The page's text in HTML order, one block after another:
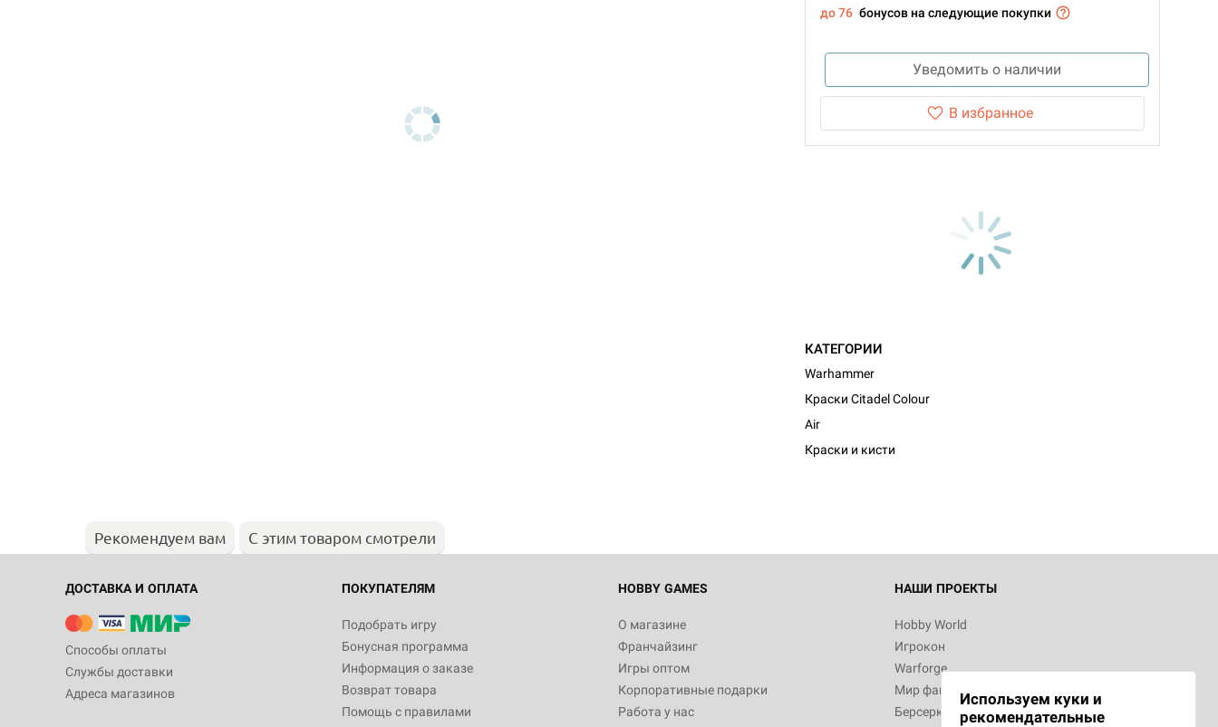
до 76 бонусов на следующие покупки
Уведомить о наличии
В избранное
КАТЕГОРИИ
Warhammer
Краски Citadel Colour
Air
Краски и кисти
Рекомендуем вам С этим товаром смотрели
ДОСТАВКА И ОПЛАТА
Способы оплаты
Службы доставки
Адреса магазинов
ПОКУПАТЕЛЯМ
Подобрать игру
Бонусная программа
Информация о заказе
Возврат товара
Помощь с правилами
HOBBY GAMES
О магазине
Франчайзинг
Игры оптом
Корпоративные подарки
Работа у нас
НАШИ ПРОЕКТЫ
Hobby World
Игрокон
Warforge
Мир фантастики
Берсерк
Используем куки и
рекомендательные